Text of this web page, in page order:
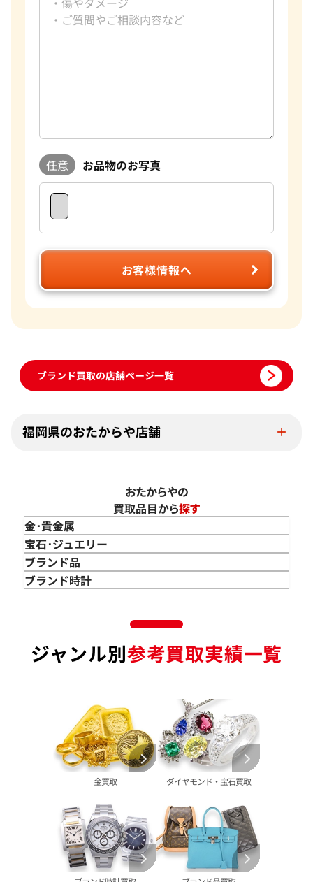
任意 お品物のお写真
お客様情報へ
ブランド買取の店舗ページ一覧
福岡県のおたからや店舗
おたからやの
買取品目から探す
金･貴金属
金 買取
金のインゴット 買取
金のアクセサリー 買取
金のブレスレット 買取
金のブローチ 買取
金貨･銀貨 買取
大判･小判 買取
イエローゴールド 買取
ホワイトゴールド 買取
金コンビ 買取
プラチナ 買取
プラチナインゴット 買取
宝石･ジュエリー
宝石･ジュエリー買取
ダイヤモンド 買取
オパール 買取
パライバトルマリン 買取
パール 買取
ブランド品
バッグ･小物 買取
カルティエ 買取
ハリー･ウィンストン 買取
ヴァンクリーフ&
アーペル 買取
グッチ 買取
ブシュロン 買取
ショーメ 買取
買取可能な商品をもっと見る
ブランド時計
フィリップ 買取
オーデマピゲ 買取
エルメス 買取
シャネル 買取
オメガ 買取
タグ・ホイヤー 買取
ブライトリング
ヴァシュロン・コンスタンタン 買取
ジャンル別参考買取実績一覧
金買取 ダイヤモンド・宝石買取